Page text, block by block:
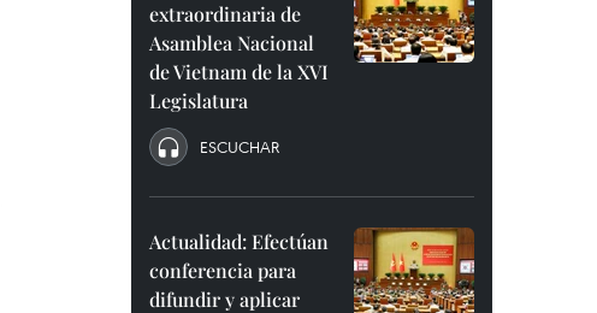
extraordinaria de
Asamblea Nacional
de Vietnam de la XVI
Legislatura
ESCUCHAR
Actualidad: Efectúan
conferencia para
difundir y aplicar